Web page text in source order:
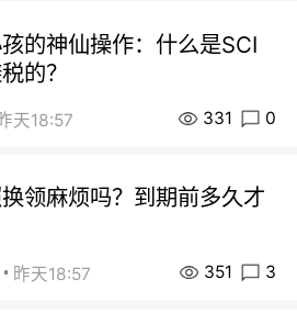
的神仙操作：什么是SCI
的？
天18:57 331 0
领麻烦吗？到期前多久才
昨天18:57 351 3